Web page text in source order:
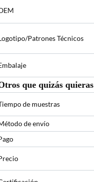
Patrones Técnicos
que quizás
de muestras
de envío